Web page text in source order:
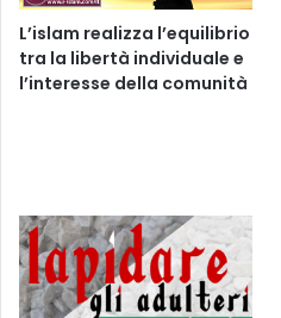
L’islam realizza l’equilibrio
tra la libertà individuale e
l’interesse della comunità